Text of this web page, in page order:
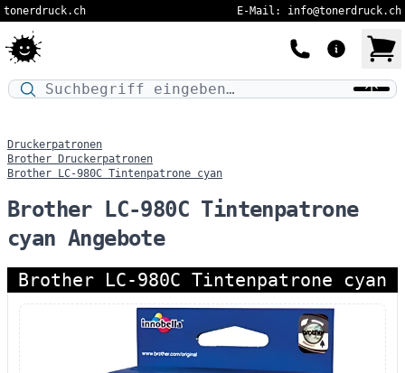
tonerdruck.ch E-Mail: info@tonerdruck.ch
Druckermodell oder Produktnamen eingeben…
Druckerpatronen
Brother Druckerpatronen
Brother LC-980C Tintenpatrone cyan
Brother LC-980C Tintenpatrone
cyan Angebote
Brother LC-980C Tintenpatrone cyan